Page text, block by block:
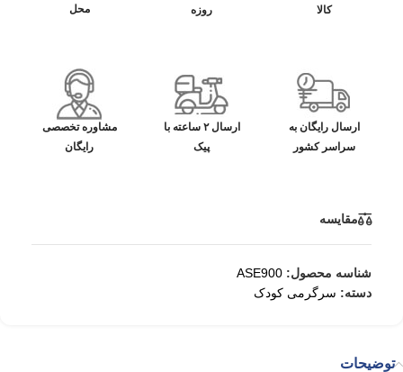
کالا
روزه
محل
ارسال رایگان به
سراسر کشور
ارسال ۲ ساعته با
پیک
مشاوره تخصصی
رایگان
مقایسه
شناسه محصول: ASE900
دسته: سرگرمی کودک
توضیحات